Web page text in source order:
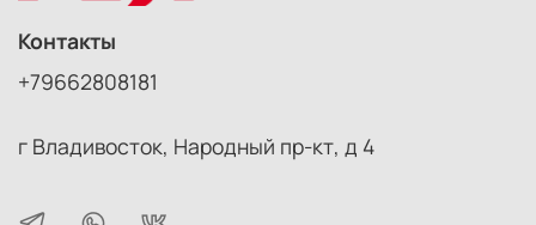
Контакты
+79662808181
г Владивосток, Народный пр-кт, д 4